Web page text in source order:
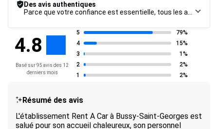
Des avis authentiques
4.8
Basé sur 95 avis des 12
derniers mois
5
79%
4
15%
3
1%
2
2%
1
2%
Résumé des avis
L'établissement Rent A Car à Bussy-Saint-Georges est
salué pour son accueil chaleureux, son personnel